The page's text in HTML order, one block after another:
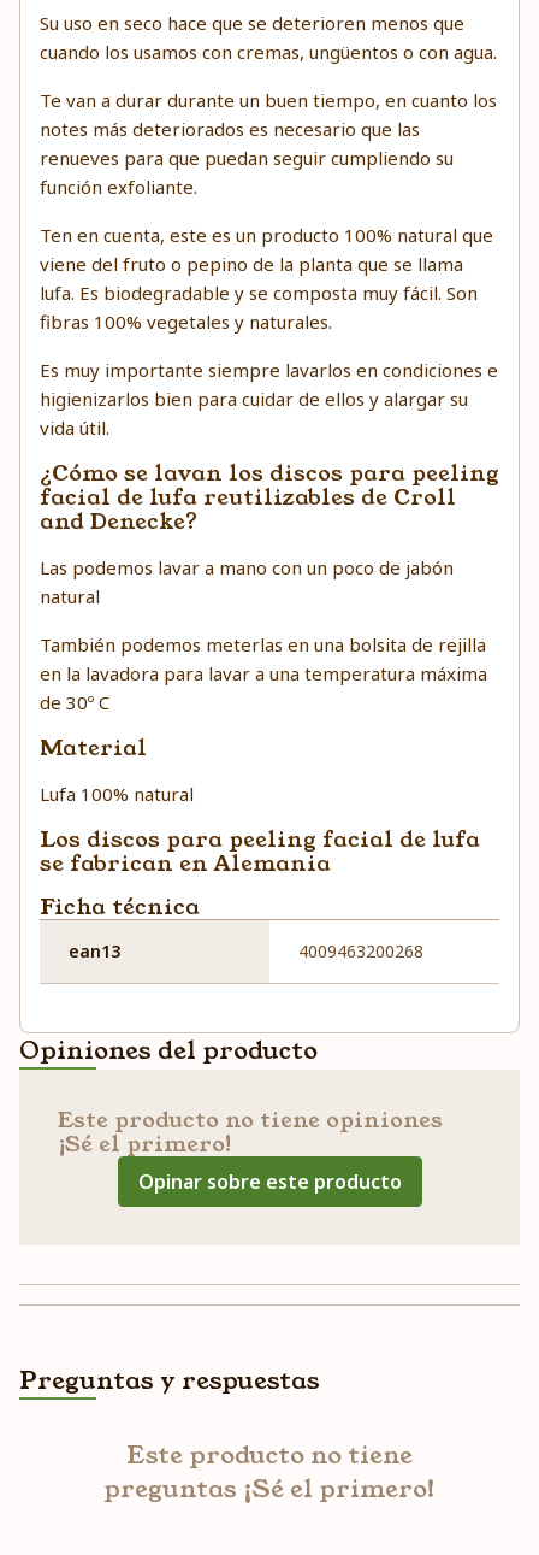
Su uso en seco hace que se deterioren menos que
cuando los usamos con cremas, ungüentos o con agua.
Te van a durar durante un buen tiempo, en cuanto los
notes más deteriorados es necesario que las
renueves para que puedan seguir cumpliendo su
función exfoliante.
Ten en cuenta, este es un producto 100% natural que
viene del fruto o pepino de la planta que se llama
lufa. Es biodegradable y se composta muy fácil. Son
fibras 100% vegetales y naturales.
Es muy importante siempre lavarlos en condiciones e
higienizarlos bien para cuidar de ellos y alargar su
vida útil.
¿Cómo se lavan los discos para peeling
facial de lufa reutilizables de Croll
and Denecke?
Las podemos lavar a mano con un poco de jabón
natural
También podemos meterlas en una bolsita de rejilla
en la lavadora para lavar a una temperatura máxima
de 30º C
Material
Lufa 100% natural
Los discos para peeling facial de lufa
se fabrican en Alemania
Ficha técnica
ean13 4009463200268
Opiniones del producto
Este producto no tiene opiniones
¡Sé el primero!
Opinar sobre este producto
Preguntas y respuestas
Este producto no tiene
preguntas ¡Sé el primero!